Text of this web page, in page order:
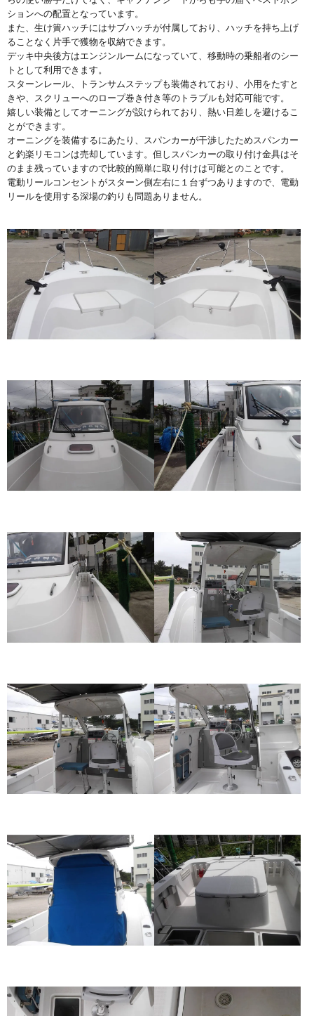
ションへの配置となっています。
また、生け簀ハッチにはサブハッチが付属しており、ハッチを持ち上げ
ることなく片手で獲物を収納できます。
デッキ中央後方はエンジンルームになっていて、移動時の乗船者のシー
トとして利用できます。
スターンレール、トランサムステップも装備されており、小用をたすと
きや、スクリューへのロープ巻き付き等のトラブルも対応可能です。
嬉しい装備としてオーニングが設けられており、熱い日差しを避けるこ
とができます。
オーニングを装備するにあたり、スパンカーが干渉したためスパンカー
と釣楽リモコンは売却しています。但しスパンカーの取り付け金具はそ
のまま残っていますので比較的簡単に取り付けは可能とのことです。
電動リールコンセントがスターン側左右に１台ずつありますので、電動
リールを使用する深場の釣りも問題ありません。